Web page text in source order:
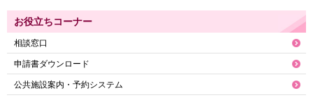
お役立ちコーナー
相談窓口
申請書ダウンロード
公共施設案内・予約システム